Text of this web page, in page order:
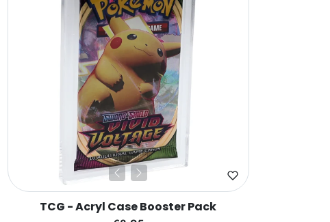
TCG - Acryl Case Booster Pack